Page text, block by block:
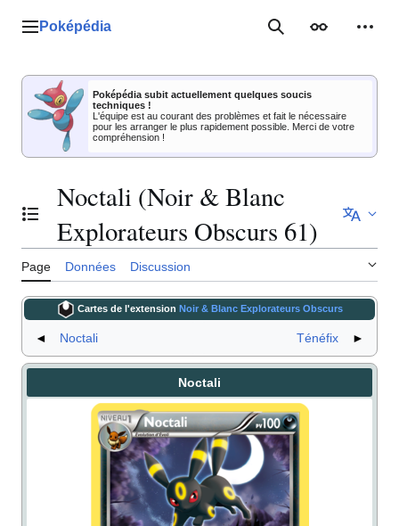
Menu principal
Poképédia RechercherApparence
Poképédia subit actuellement quelques soucis
techniques !
L'équipe est au courant des problèmes et fait le nécessaire
pour les arranger le plus rapidement possible. Merci de votre
compréhension !
Basculer la table des matières
Noctali (Noir & Blanc
Explorateurs Obscurs 61)
Page Données Discussion
Cartes de l'extension Noir & Blanc Explorateurs Obscurs
◄ Noctali Ténéfix ►
Noctali